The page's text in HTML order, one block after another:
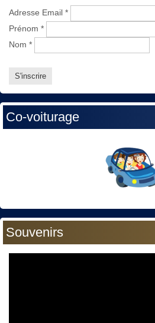
Adresse Email *
Prénom *
Nom *
Co-voiturage
Souvenirs